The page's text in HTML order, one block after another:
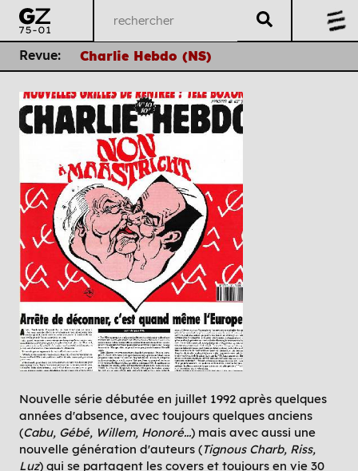
Revue: Charlie Hebdo (NS)
Nouvelle série débutée en juillet 1992 après quelques
années d'absence, avec toujours quelques anciens
(Cabu, Gébé, Willem, Honoré...) mais avec aussi une
nouvelle génération d'auteurs (Tignous Charb, Riss,
Luz) qui se partagent les covers et toujours en vie 30